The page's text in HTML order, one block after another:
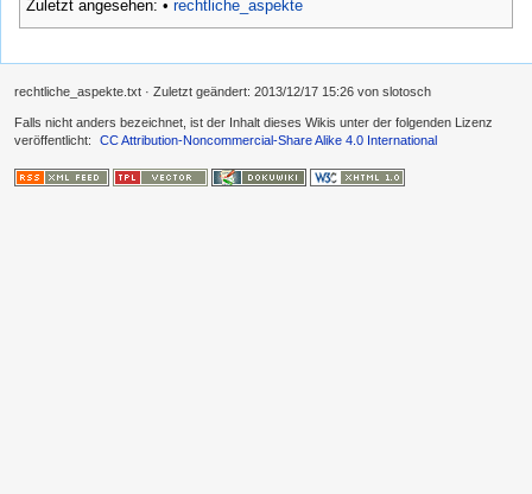
Zuletzt angesehen: • rechtliche_aspekte
rechtliche_aspekte.txt · Zuletzt geändert: 2013/12/17 15:26 von slotosch
Falls nicht anders bezeichnet, ist der Inhalt dieses Wikis unter der folgenden Lizenz
veröffentlicht:
CC Attribution-Noncommercial-Share Alike 4.0 International